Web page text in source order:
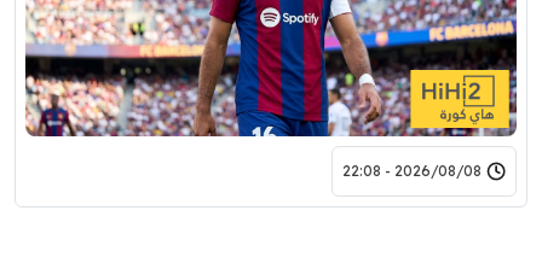
2026/08/08 - 22:08